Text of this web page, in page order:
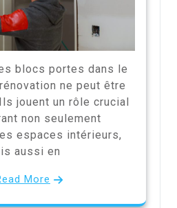
blocs portes dans le
ne peut être
jouent un rôle crucial
non seulement
espaces intérieurs,
aussi en
More